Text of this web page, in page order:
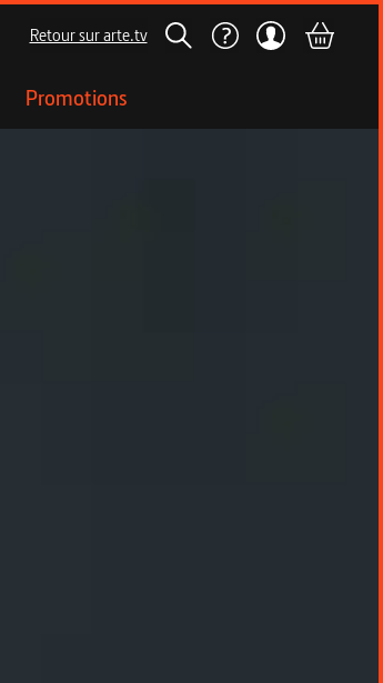
Retour sur arte.tv
Promotions